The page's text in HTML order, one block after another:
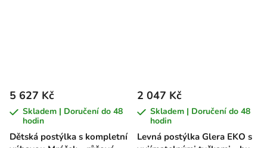
Dětská postýlka s kompletní
5 627 Kč
Skladem | Doručení do 48
hodin
Levná postýlka Glera EKO s
2 047 Kč
Skladem | Doručení do 48
hodin